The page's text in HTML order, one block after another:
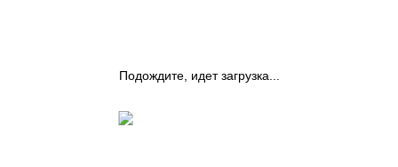
Подождите, идет загрузка...